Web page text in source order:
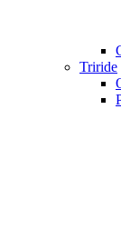
Triride